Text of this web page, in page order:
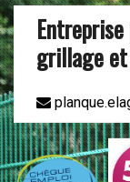
grillage